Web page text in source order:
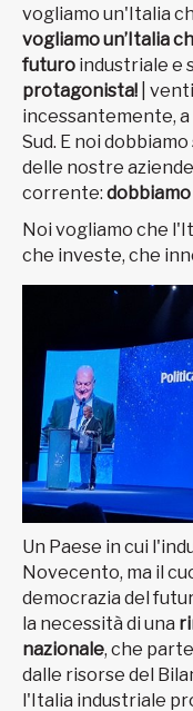
vogliamo un'Italia
vogliamo un’Italia
futuro industriale e
protagonista! |
incessantemente, a
Sud. E noi
delle nostre
corrente:
Noi vogliamo che
che investe, che
Un Paese in cui
Novecento, ma il
democrazia del
la necessità di una
nazionale, che
dalle risorse del
l'Italia industriale